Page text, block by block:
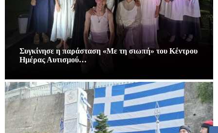
Συγκίνησε η παράσταση «Με τη σιωπή» του Κέντρου
Ημέρας Αυτισμού…